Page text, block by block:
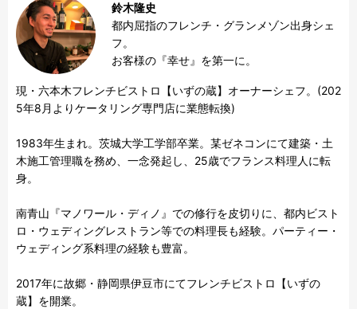
鈴木隆史
都内屈指のフレンチ・グランメゾン出身シェ
フ。
お客様の『幸せ』を第一に。
現・六本木フレンチビストロ【いずの蔵】オーナーシェフ。(202
5年8月よりケータリング専門店に業態転換)
1983年生まれ。茨城大学工学部卒業。某ゼネコンにて建築・土
木施工管理職を務め、一念発起し、25歳でフランス料理人に転
身。
南青山『マノワール・ディノ』での修行を皮切りに、都内ビスト
ロ・ウェディングレストラン等での料理長も経験。パーティー・
ウェディング系料理の経験も豊富。
2017年に故郷・静岡県伊豆市にてフレンチビストロ【いずの
蔵】を開業。